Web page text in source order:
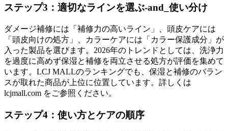
ステップ3：適切なラインを選ぶ-and_使い分け
ダメージ補修には「補修力の高いライン」、頭皮ケアには
「頭皮向けの処方」、カラーケアには「カラー保護成分」が
入った製品を選びます。2026年のトレンドとしては、洗浄力
を過度に高めず保湿と補修を両立させる処方が評価を集めて
います。LCJ MALLのランキングでも、保湿と補修のバラン
スが取れた商品が上位に位置しています。詳しくは
lcjmall.com をご参照ください。
ステップ4：使い方とケアの順序